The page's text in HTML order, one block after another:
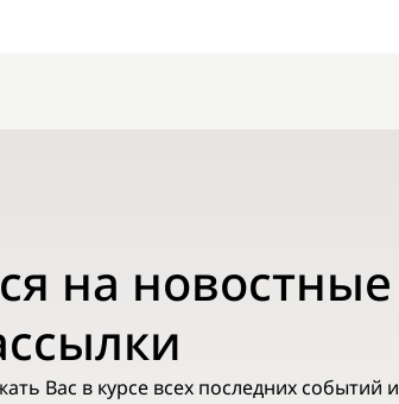
на новостные
Вас в курсе всех последних событий и